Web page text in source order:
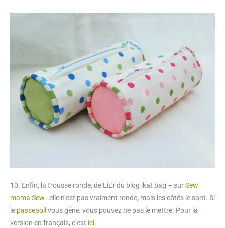
10. Enfin, la trousse ronde, de LiEr du blog ikat bag – surSew
mama Sew : elle n’est pas vraiment ronde, mais les côtés le sont. Si
le passepoilvous gêne, vous pouvez ne pas le mettre. Pour la
version en français, c’est ici.